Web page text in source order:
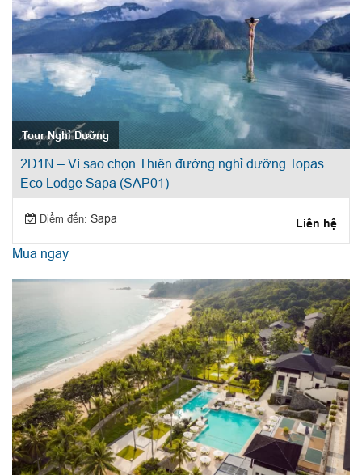
Tour Nghỉ Dưỡng
2D1N – Vì sao chọn Thiên đường nghỉ dưỡng Topas
Eco Lodge Sapa (SAP01)
Điểm đến: Sapa Liên hệ
Mua ngay